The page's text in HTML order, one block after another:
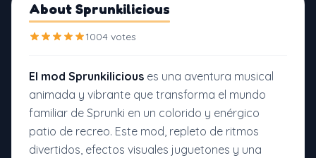
About Sprunkilicious
1004 votes
El mod Sprunkilicious es una aventura musical
animada y vibrante que transforma el mundo
familiar de Sprunki en un colorido y enérgico
patio de recreo. Este mod, repleto de ritmos
divertidos, efectos visuales juguetones y una